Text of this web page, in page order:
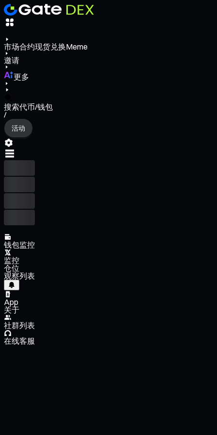
市场合约现货兑换Meme
邀请
更多
搜索代币/钱包
/
活动
钱包监控
监控
仓位
观察列表
App
关于
社群列表
在线客服